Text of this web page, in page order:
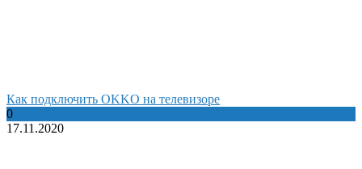
Как подключить OKKO на телевизоре
0
17.11.2020